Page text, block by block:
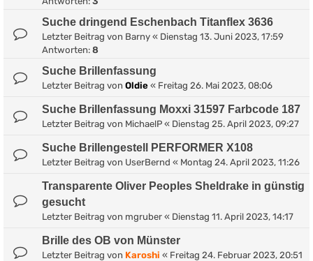
Suche dringend Eschenbach Titanflex 3636
Letzter Beitrag von Barny « Dienstag 13. Juni 2023, 17:59
Antworten: 8
Suche Brillenfassung
Letzter Beitrag von Oldie « Freitag 26. Mai 2023, 08:06
Suche Brillenfassung Moxxi 31597 Farbcode 187
Letzter Beitrag von MichaelP « Dienstag 25. April 2023, 09:27
Suche Brillengestell PERFORMER X108
Letzter Beitrag von UserBernd « Montag 24. April 2023, 11:26
Transparente Oliver Peoples Sheldrake in günstig
gesucht
Letzter Beitrag von mgruber « Dienstag 11. April 2023, 14:17
Brille des OB von Münster
Letzter Beitrag von Karoshi « Freitag 24. Februar 2023, 20:51